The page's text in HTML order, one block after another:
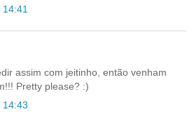
assim com jeitinho, então venham
Pretty please? :)
14:43